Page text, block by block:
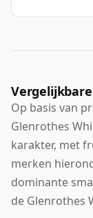
Op basis van
Glenrothes
karakter, met
merken
dominante
de Glenrothes